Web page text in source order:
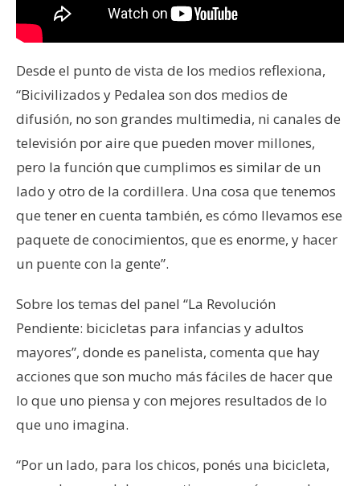
Desde el punto de vista de los medios reflexiona,
“Bicivilizados y Pedalea son dos medios de
difusión, no son grandes multimedia, ni canales de
televisión por aire que pueden mover millones,
pero la función que cumplimos es similar de un
lado y otro de la cordillera. Una cosa que tenemos
que tener en cuenta también, es cómo llevamos ese
paquete de conocimientos, que es enorme, y hacer
un puente con la gente”.
Sobre los temas del panel “La Revolución
Pendiente: bicicletas para infancias y adultos
mayores”, donde es panelista, comenta que hay
acciones que son mucho más fáciles de hacer que
lo que uno piensa y con mejores resultados de lo
que uno imagina.
“Por un lado, para los chicos, ponés una bicicleta,